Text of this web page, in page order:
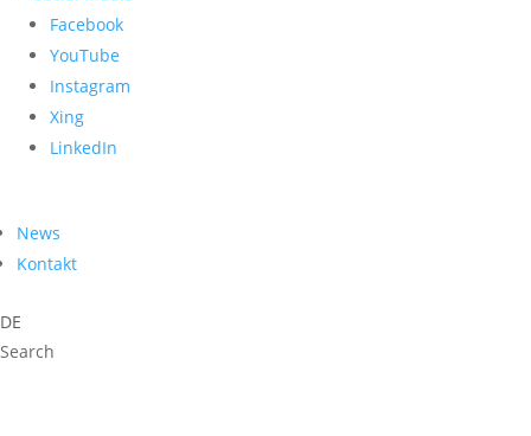
Facebook
YouTube
Instagram
Xing
LinkedIn
News
Kontakt
DE
Search